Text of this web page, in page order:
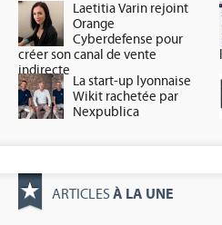
Laetitia Varin rejoint
Orange
Cyberdefense pour
créer son canal de vente
indirecte
La start-up lyonnaise
Wikit rachetée par
Nexpublica
ARTICLES À LA UNE